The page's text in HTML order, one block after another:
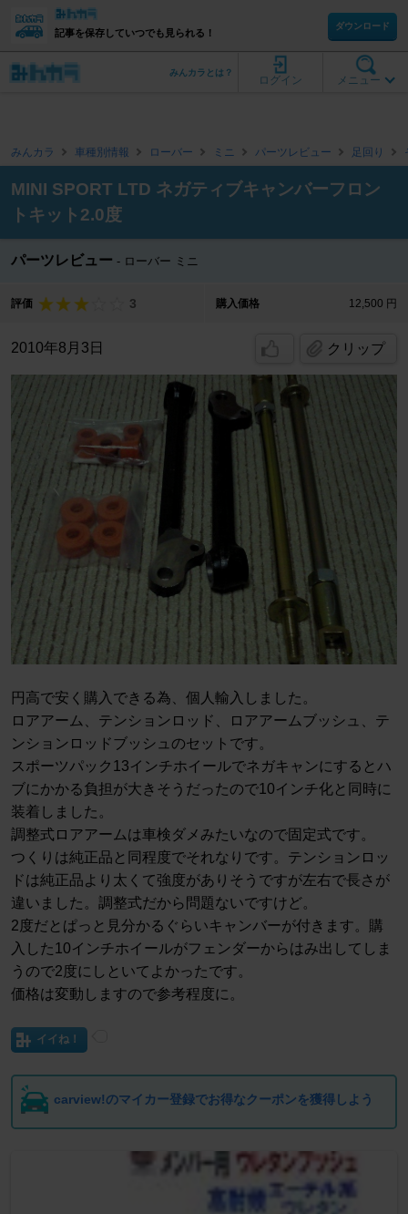
記事を保存していつでも見られる！
ダウンロード
メニュー
ログイン
みんカラとは？
みんカラ 車種別情報 ローバー ミニ パーツレビュー 足回り
MINI SPORT LTD ネガティブキャンバーフロン
トキット2.0度
パーツレビュー ローバー ミニ
評価 3 購入価格 12,500 円
2010年8月3日 クリップ
円高で安く購入できる為、個人輸入しました。
ロアアーム、テンションロッド、ロアアームブッシュ、テ
ンションロッドブッシュのセットです。
スポーツパック13インチホイールでネガキャンにするとハ
ブにかかる負担が大きそうだったので10インチ化と同時に
装着しました。
調整式ロアアームは車検ダメみたいなので固定式です。
つくりは純正品と同程度でそれなりです。テンションロッ
ドは純正品より太くて強度がありそうですが左右で長さが
違いました。調整式だから問題ないですけど。
2度だとぱっと見分かるぐらいキャンバーが付きます。購
入した10インチホイールがフェンダーからはみ出してしま
うので2度にしといてよかったです。
価格は変動しますので参考程度に。
イイね！
carview!のマイカー登録でお得なクーポンを獲得しよう